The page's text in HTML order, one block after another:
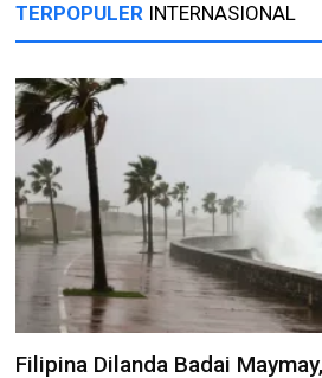
TERPOPULER INTERNASIONAL
Filipina Dilanda Badai